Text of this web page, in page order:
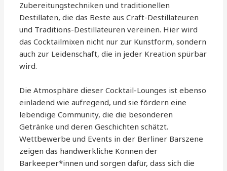
Zubereitungstechniken und traditionellen
Destillaten, die das Beste aus Craft-Destillateuren
und Traditions-Destillateuren vereinen. Hier wird
das Cocktailmixen nicht nur zur Kunstform, sondern
auch zur Leidenschaft, die in jeder Kreation spürbar
wird.
Die Atmosphäre dieser Cocktail-Lounges ist ebenso
einladend wie aufregend, und sie fördern eine
lebendige Community, die die besonderen
Getränke und deren Geschichten schätzt.
Wettbewerbe und Events in der Berliner Barszene
zeigen das handwerkliche Können der
Barkeeper*innen und sorgen dafür, dass sich die